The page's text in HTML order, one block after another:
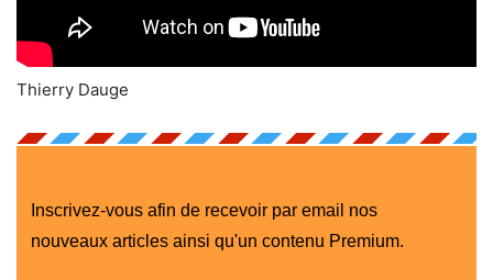
Thierry Dauge
Inscrivez-vous afin de recevoir par email nos
nouveaux articles ainsi qu'un contenu Premium.